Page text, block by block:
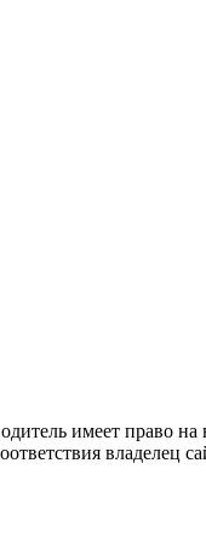
имеет право
владелец